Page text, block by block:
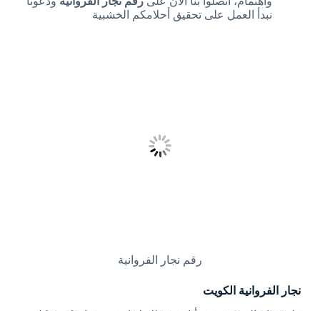
نبدأ العمل على تحقيق أحلامكم الخشبية
رقم نجار الفروانية
نجار الفروانية الكويت